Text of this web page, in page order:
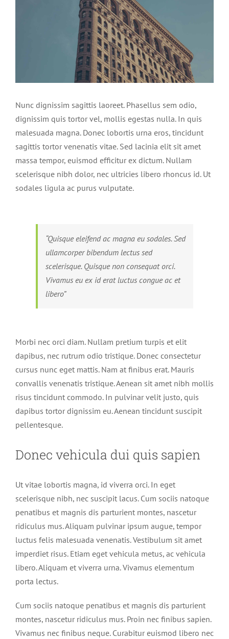
Nunc dignissim sagittis laoreet. Phasellus sem odio,
dignissim quis tortor vel, mollis egestas nulla. In quis
malesuada magna. Donec lobortis urna eros, tincidunt
sagittis tortor venenatis vitae. Sed lacinia elit sit amet
massa tempor, euismod efficitur ex dictum. Nullam
scelerisque nibh dolor, nec ultricies libero rhoncus id. Ut
sodales ligula ac purus vulputate.
“Quisque eleifend ac magna eu sodales. Sed
ullamcorper bibendum lectus sed
scelerisque. Quisque non consequat orci.
Vivamus eu ex id erat luctus congue ac et
libero”
Morbi nec orci diam. Nullam pretium turpis et elit
dapibus, nec rutrum odio tristique. Donec consectetur
cursus nunc eget mattis. Nam at finibus erat. Mauris
convallis venenatis tristique. Aenean sit amet nibh mollis
risus tincidunt commodo. In pulvinar velit justo, quis
dapibus tortor dignissim eu. Aenean tincidunt suscipit
pellentesque.
Donec vehicula dui quis sapien
Ut vitae lobortis magna, id viverra orci. In eget
scelerisque nibh, nec suscipit lacus. Cum sociis natoque
penatibus et magnis dis parturient montes, nascetur
ridiculus mus. Aliquam pulvinar ipsum augue, tempor
luctus felis malesuada venenatis. Vestibulum sit amet
imperdiet risus. Etiam eget vehicula metus, ac vehicula
libero. Aliquam et viverra urna. Vivamus elementum
porta lectus.
Cum sociis natoque penatibus et magnis dis parturient
montes, nascetur ridiculus mus. Proin nec finibus sapien.
Vivamus nec finibus neque. Curabitur euismod libero nec